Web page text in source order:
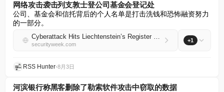
网络攻击袭击列支敦士登公司基金会登记处
公司、基金会和信托背后的个人名单是打击洗钱和恐怖融资努力
的一部分。
Cyberattack Hits Liechtenstein’s Register of People Behind Companies and Foundations
securityweek.com
+1
RSS Hunter•8月3日
河滨银行称黑客删除了勒索软件攻击中窃取的数据